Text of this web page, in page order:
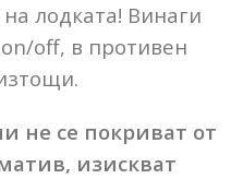
лодката! Винаги
off, в противен
не се покриват от
изискват